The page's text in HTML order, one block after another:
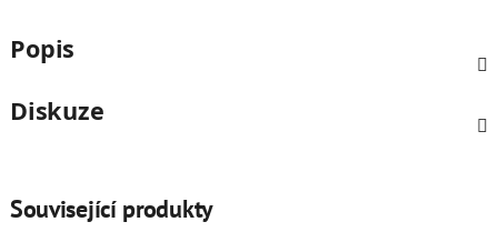
Popis
Diskuze
Související produkty